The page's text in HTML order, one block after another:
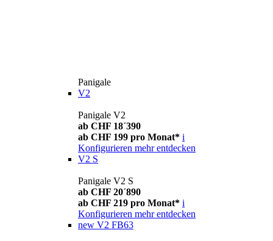
Panigale
V2
Panigale V2
ab CHF 18´390
ab CHF 199 pro Monat* i
Konfigurieren mehr entdecken
V2 S
Panigale V2 S
ab CHF 20´890
ab CHF 219 pro Monat* i
Konfigurieren mehr entdecken
new V2 FB63